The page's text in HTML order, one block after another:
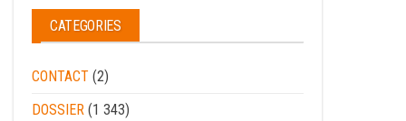
CATEGORIES
CONTACT (2)
DOSSIER (1 343)